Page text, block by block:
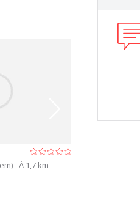
- À 1,7 km